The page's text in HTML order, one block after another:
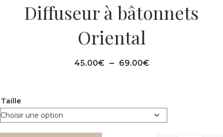
Diffuseur à bâtonnets
Oriental
45.00€ – 69.00€Plage
à
69.00€
Taille